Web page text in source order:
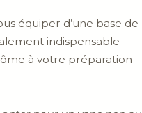
équiper d’une base de
indispensable
à votre préparation